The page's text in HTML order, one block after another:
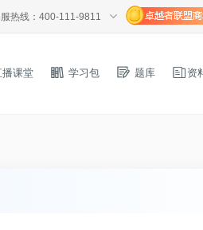
热线：400-111-9811
播课堂 学习包 题库 资